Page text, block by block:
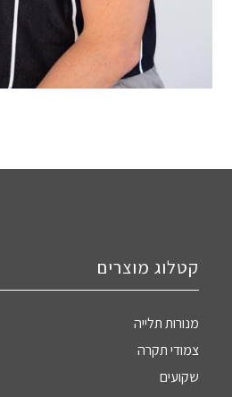
קטלוג מוצרים
מנורות תלייה
צמודי תקרה
שקועים